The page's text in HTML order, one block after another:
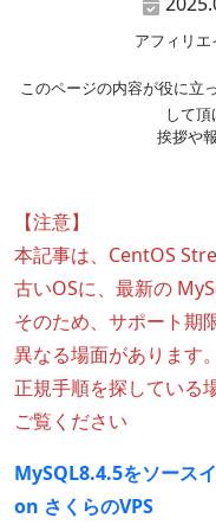
アフィリ
このページの内容が役に立
して
挨拶や
【注意】
本記事は、CentOS
古いOSに、最新の
そのため、サポート期
異なる場面があります。
正規手順を探している
ご覧ください
MySQL8.4.5をソース
on さくらのVPS